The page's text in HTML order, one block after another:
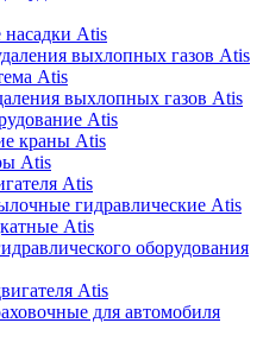
Atis
выхлопных газов Atis
Atis
выхлопных газов Atis
Atis
краны Atis
Atis
Atis
гидравлические Atis
Atis
оборудования
Atis
для автомобиля